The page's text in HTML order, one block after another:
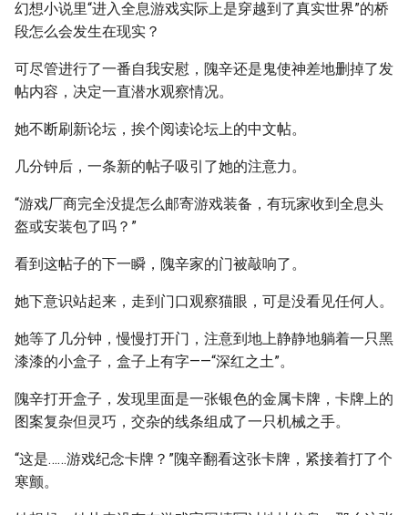
幻想小说里“进入全息游戏实际上是穿越到了真实世界”的桥
段怎么会发生在现实？
可尽管进行了一番自我安慰，隗辛还是鬼使神差地删掉了发
帖内容，决定一直潜水观察情况。
她不断刷新论坛，挨个阅读论坛上的中文帖。
几分钟后，一条新的帖子吸引了她的注意力。
“游戏厂商完全没提怎么邮寄游戏装备，有玩家收到全息头
盔或安装包了吗？”
看到这帖子的下一瞬，隗辛家的门被敲响了。
她下意识站起来，走到门口观察猫眼，可是没看见任何人。
她等了几分钟，慢慢打开门，注意到地上静静地躺着一只黑
漆漆的小盒子，盒子上有字——“深红之土”。
隗辛打开盒子，发现里面是一张银色的金属卡牌，卡牌上的
图案复杂但灵巧，交杂的线条组成了一只机械之手。
“这是……游戏纪念卡牌？”隗辛翻看这张卡牌，紧接着打了个
寒颤。